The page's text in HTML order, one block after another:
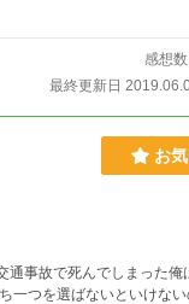
感想
最終更新日
お
通事故で死んでしまった俺
一つを選ばないといけない